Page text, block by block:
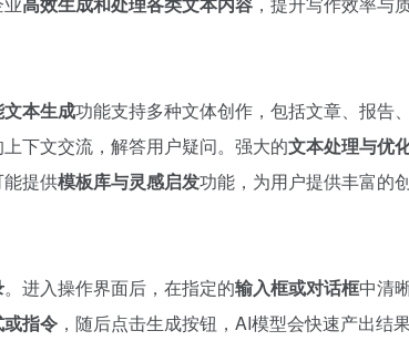
本生成功能支持多种文体创作，包括文章、报告
下文交流，解答用户疑问。强大的文本处理与优
提供模板库与灵感启发功能，为用户提供丰富的创
。进入操作界面后，在指定的输入框或对话框中清
指令 ，随后点击生成按钮，AI模型会快速产出结